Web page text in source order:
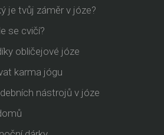
je tvůj záměr v józe?
se cvičí?
obličejové józe
karma jógu
nástrojů v józe